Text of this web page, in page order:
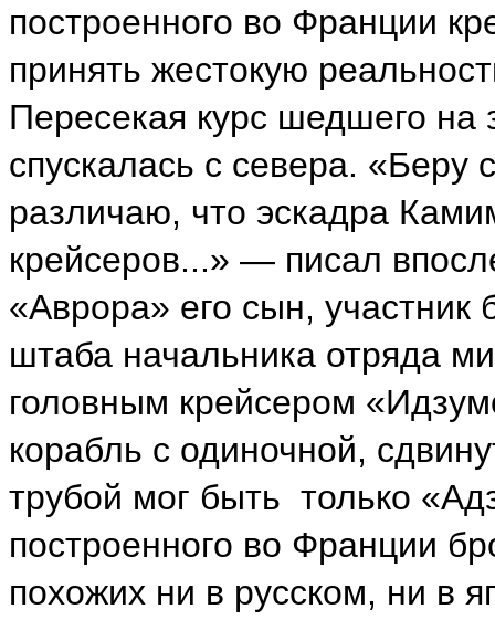
построенного во Франции
принять жестокую
Пересекая курс шедшего на
спускалась с севера. «Беру
различаю, что эскадра
крейсеров...» — писал
«Аврора» его сын,
штаба начальника отряда
головным крейсером
корабль с одиночной,
трубой мог быть только
построенного во Франции
похожих ни в русском, ни в